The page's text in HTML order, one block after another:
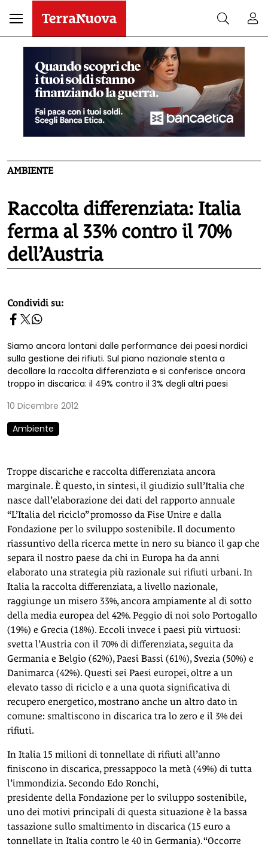
AMBIENTE
Raccolta differenziata: Italia
ferma al 33% contro il 70%
dell’Austria
homepage h2
Condividi su:
Siamo ancora lontani dalle performance dei paesi nordici
sulla gestione dei rifiuti. Sul piano nazionale stenta a
decollare la raccolta differenziata e si conferisce ancora
troppo in discarica: il 49% contro il 3% degli altri paesi
10 Dicembre 2012
Ambiente
Troppe discariche e raccolta differenziata ancora
marginale. È questo, in sintesi, il giudizio sull’Italia che
nasce dall’elaborazione dei dati del rapporto annuale
“L’Italia del riciclo” promosso da Fise Unire e dalla
Fondazione per lo sviluppo sostenibile. Il documento
riassuntivo della ricerca mette in nero su bianco il gap che
separa il nostro paese da chi in Europa ha da anni
elaborato una strategia più razionale sui rifiuti urbani. In
Italia la raccolta differenziata, a livello nazionale,
raggiunge un misero 33%, ancora ampiamente al di sotto
della media europea del 42%. Peggio di noi solo Portogallo
(19%) e Grecia (18%). Eccoli invece i paesi più virtuosi:
svetta l’Austria con il 70% di differenziata, seguita da
Germania e Belgio (62%), Paesi Bassi (61%), Svezia (50%) e
Danimarca (42%). Questi sei Paesi europei, oltre a un
elevato tasso di riciclo e a una quota significativa di
recupero energetico, mostrano anche un altro dato in
comune: smaltiscono in discarica tra lo zero e il 3% dei
rifiuti.
In Italia 15 milioni di tonnellate di rifiuti all’anno
finiscono in discarica, pressappoco la metà (49%) di tutta
l’immondizia. Secondo Edo Ronchi,
presidente della Fondazione per lo sviluppo sostenibile,
uno dei motivi principali di questa situazione è la bassa
tassazione sullo smaltimento in discarica (15 euro a
tonnellate in Italia contro le 40 in Germania). “Occorre